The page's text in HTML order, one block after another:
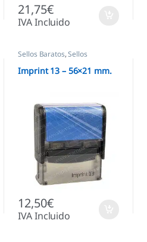
21,75€
IVA Incluido
Sellos Baratos,Sellos
Automáticos Sellos empresas
Imprint 13 – 56×21 mm.
12,50€
IVA Incluido